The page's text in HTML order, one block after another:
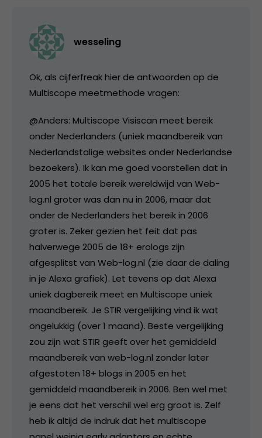
wesseling
Ok, als cijferfreak hier de antwoorden op de
Multiscope meetmethode vragen:
@Anders: Multiscope Visiscan meet bereik
onder Nederlanders (uniek maandbereik van
Nederlandstalige websites onder Nederlandse
bezoekers). Ik kan me goed voorstellen dat in
2005 het totale bereik wereldwijd van Web-
log.nl groter was dan nu in 2006, maar dat
onder de Nederlanders het bereik in 2006
groter is. Zeker gezien het feit dat pas
halverwege 2005 de 18+ erologs zijn
afgesplitst van Web-log.nl (zie daar de daling
in je Alexa grafiek). Let tevens op dat Alexa
uniek dagbereik meet en Multiscope uniek
maandbereik. Je STIR vergelijking vind ik wat
ongelukkig (over 1 maand). Beste vergelijking
zou zijn wat STIR geeft over het gemiddeld
maandbereik van web-log.nl zonder later
afgestoten 18+ blogs in 2005 en het
gemiddeld maandbereik in 2006. Ben wel met
je eens dat het verschil wel erg groot is. Zelf
heb ik altijd de indruk dat het multiscope